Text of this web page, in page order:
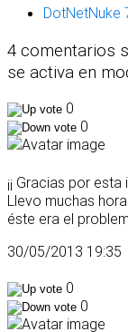
DotNetNuke
4 comentarios
se activa en
0
0
¡¡ Gracias por
Llevo muchas
éste era el
30/05/2013 19:35
0
0